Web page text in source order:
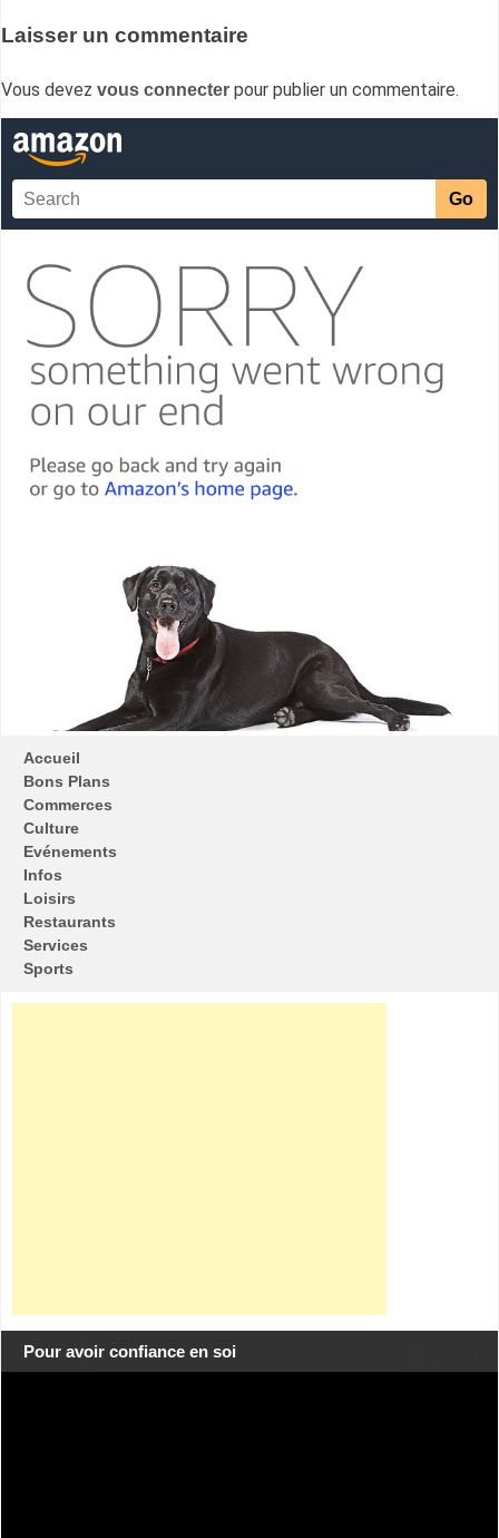
Laisser un commentaire
Vous devez vous connecter pour publier un commentaire.
Accueil
Bons Plans
Commerces
Culture
Evénements
Infos
Loisirs
Restaurants
Services
Sports
Pour avoir confiance en soi